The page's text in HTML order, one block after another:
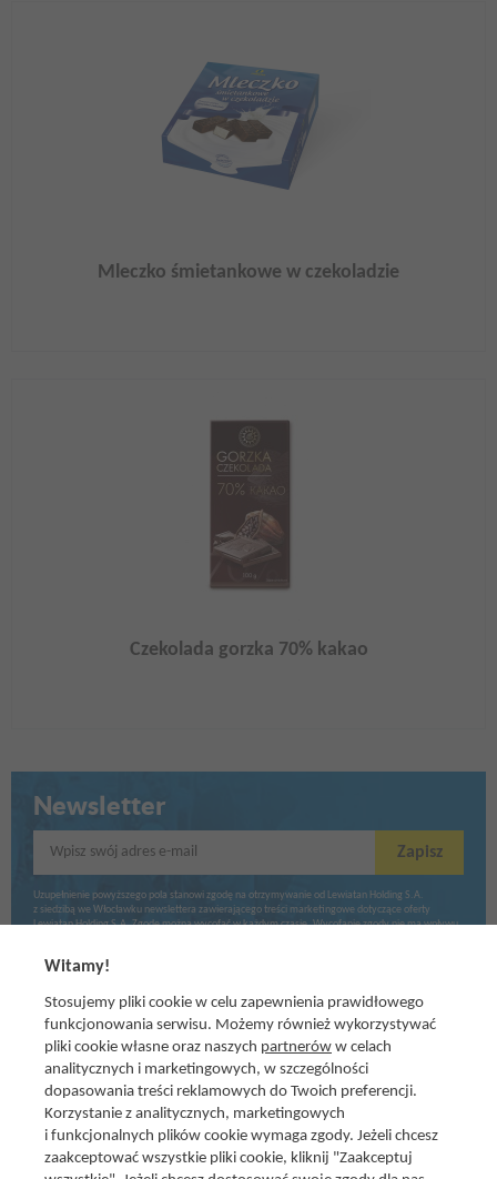
Mleczko śmietankowe w czekoladzie
Czekolada gorzka 70% kakao
Newsletter
Wpisz swój adres e-mail Zapisz
Uzupełnienie powyższego pola stanowi zgodę na otrzymywanie od Lewiatan Holding S.A.
z siedzibą we Włocławku newslettera zawierającego treści marketingowe dotyczące oferty
Lewiatan Holding S.A. Zgodę można wycofać w każdym czasie. Wycofanie zgody nie ma wpływu
Witamy!
Stosujemy pliki cookie w celu zapewnienia prawidłowego
funkcjonowania serwisu. Możemy również wykorzystywać
pliki cookie własne oraz naszych partnerów w celach
analitycznych i marketingowych, w szczególności
dopasowania treści reklamowych do Twoich preferencji.
Korzystanie z analitycznych, marketingowych
i funkcjonalnych plików cookie wymaga zgody. Jeżeli chcesz
zaakceptować wszystkie pliki cookie, kliknij "Zaakceptuj